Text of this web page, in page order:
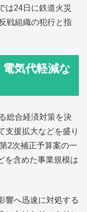
は24日に鉄道火災
戦組織の犯行と指
気代軽減な
総合経済対策を決
支援拡大などを盛り
2次補正予算案の一
を含めた事業規模は
響へ迅速に対処する